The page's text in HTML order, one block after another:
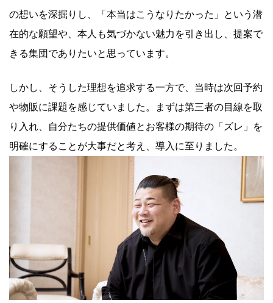
の想いを深掘りし、「本当はこうなりたかった」という潜
在的な願望や、本人も気づかない魅力を引き出し、提案で
きる集団でありたいと思っています。
しかし、そうした理想を追求する一方で、当時は次回予約
や物販に課題を感じていました。まずは第三者の目線を取
り入れ、自分たちの提供価値とお客様の期待の「ズレ」を
明確にすることが大事だと考え、導入に至りました。